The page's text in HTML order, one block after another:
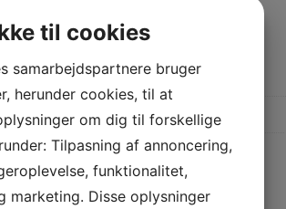
2,200 kg
til cookies
samarbejdspartnere bruger
herunder cookies, til at
om dig til forskellige
Tilpasning af annoncering,
funktionalitet,
marketing. Disse oplysninger